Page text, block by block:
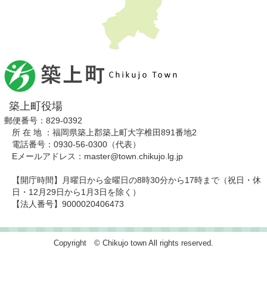
築上町役場
郵便番号：829-0392
所 在 地 ：福岡県築上郡築上町大字椎田891番地2
電話番号：0930-56-0300（代表）
Eメールアドレス：master@town.chikujo.lg.jp
【開庁時間】月曜日から金曜日の8時30分から17時まで（祝日・休
日・12月29日から1月3日を除く）
【法人番号】9000020406473
Copyright © Chikujo town All rights reserved.